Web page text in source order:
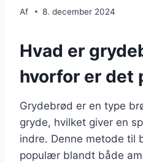
Af 8. december 2024
Hvad er
hvorfor er
Grydebrød er en type
gryde, hvilket giver en
indre. Denne metode til
populær blandt både